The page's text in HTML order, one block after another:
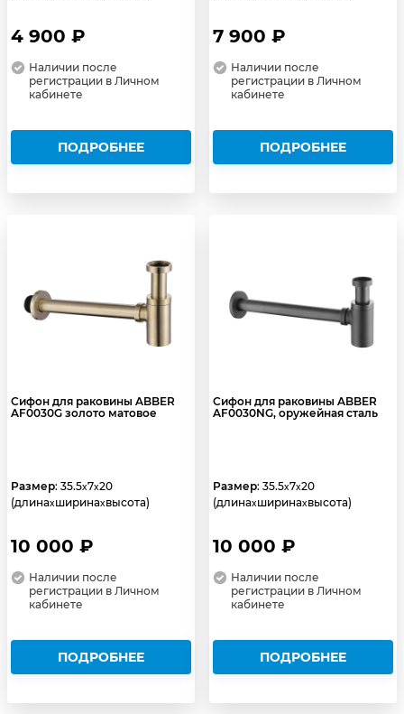
4 900 ₽
Наличии после
регистрации в Личном
кабинете
ПОДРОБНЕЕ
7 900 ₽
Наличии после
регистрации в Личном
кабинете
ПОДРОБНЕЕ
Сифон для раковины ABBER
AF0030G золото матовое
Размер: 35.5x7x20
(длинаxширинаxвысота)
10 000 ₽
Наличии после
регистрации в Личном
кабинете
ПОДРОБНЕЕ
Сифон для раковины ABBER
AF0030NG, оружейная сталь
Размер: 35.5x7x20
(длинаxширинаxвысота)
10 000 ₽
Наличии после
регистрации в Личном
кабинете
ПОДРОБНЕЕ